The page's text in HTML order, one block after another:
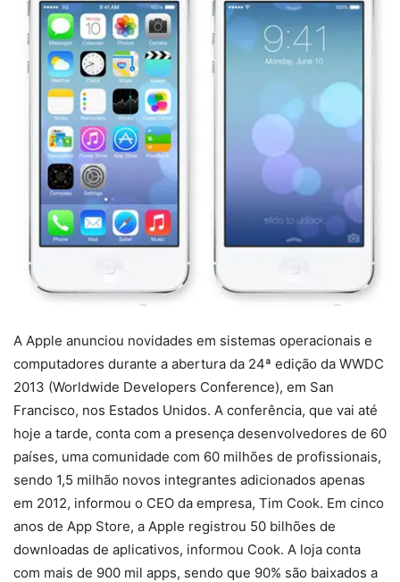
A Apple anunciou novidades em sistemas operacionais e
computadores durante a abertura da 24ª edição da WWDC
2013 (Worldwide Developers Conference), em San
Francisco, nos Estados Unidos. A conferência, que vai até
hoje a tarde, conta com a presença desenvolvedores de 60
países, uma comunidade com 60 milhões de profissionais,
sendo 1,5 milhão novos integrantes adicionados apenas
em 2012, informou o CEO da empresa, Tim Cook. Em cinco
anos de App Store, a Apple registrou 50 bilhões de
downloadas de aplicativos, informou Cook. A loja conta
com mais de 900 mil apps, sendo que 90% são baixados a